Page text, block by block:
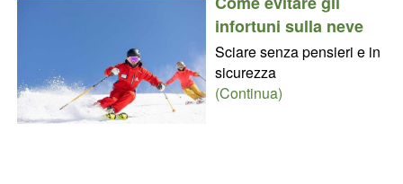
infortuni sulla neve
Sciare senza pensieri e in
sicurezza
(Continua)